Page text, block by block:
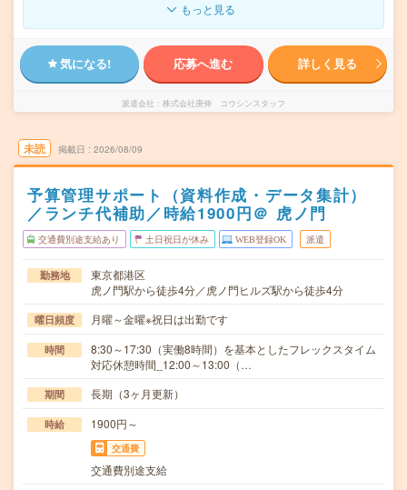
もっと見る
気になる! 応募へ進む 詳しく見る
派遣会社 株式会社庚伸 コウシンスタッフ
未読 掲載日 2026/08/09
予算管理サポート（資料作成・データ集計）
／ランチ代補助／時給1900円＠ 虎ノ門
交通費別途支給あり 土日祝日が休み WEB登録OK 派遣
勤務地
東京都港区
虎ノ門駅から徒歩4分／虎ノ門ヒルズ駅から徒歩4分
曜日頻度 月曜～金曜※祝日は出勤です
時間
8:30～17:30（実働8時間）を基本としたフレックスタイム
対応休憩時間_12:00～13:00（…
期間 長期（3ヶ月更新）
時給 1900円～
交通費
交通費別途支給